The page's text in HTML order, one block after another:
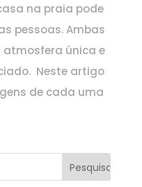
na praia pode
pessoas. Ambas
atmosfera única e
Neste artigo
de cada uma